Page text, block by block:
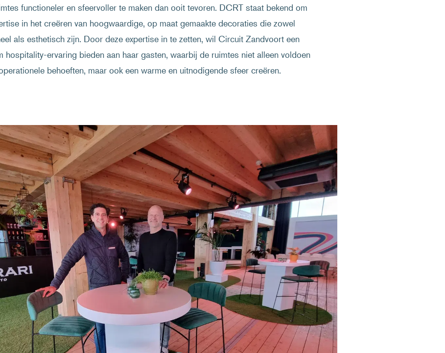
functioneler en sfeervoller te maken dan ooit tevoren. DCRT staat bekend om
in het creëren van hoogwaardige, op maat gemaakte decoraties die zowel
als esthetisch zijn. Door deze expertise in te zetten, wil Circuit Zandvoort een
hospitality-ervaring bieden aan haar gasten, waarbij de ruimtes niet alleen voldoen
behoeften, maar ook een warme en uitnodigende sfeer creëren.